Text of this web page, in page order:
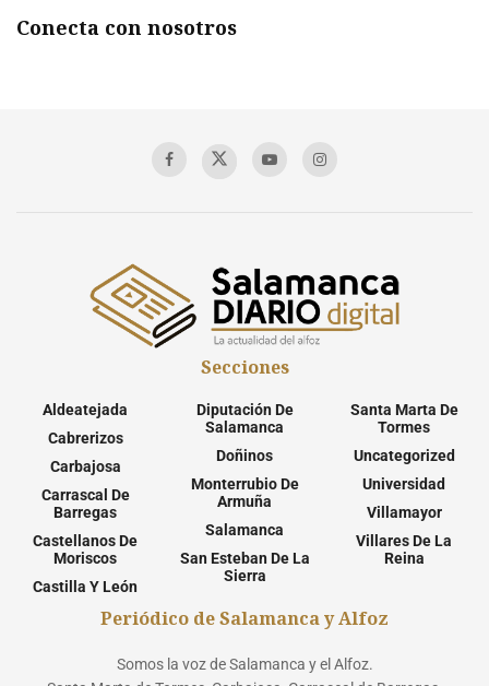
Conecta con nosotros
Secciones
Aldeatejada
Cabrerizos
Carbajosa
Carrascal De
Barregas
Castellanos De
Moriscos
Castilla Y León
Diputación De
Salamanca
Doñinos
Monterrubio De
Armuña
Salamanca
San Esteban De La
Sierra
Santa Marta De
Tormes
Uncategorized
Universidad
Villamayor
Villares De La
Reina
Periódico de Salamanca y Alfoz
Somos la voz de Salamanca y el Alfoz.